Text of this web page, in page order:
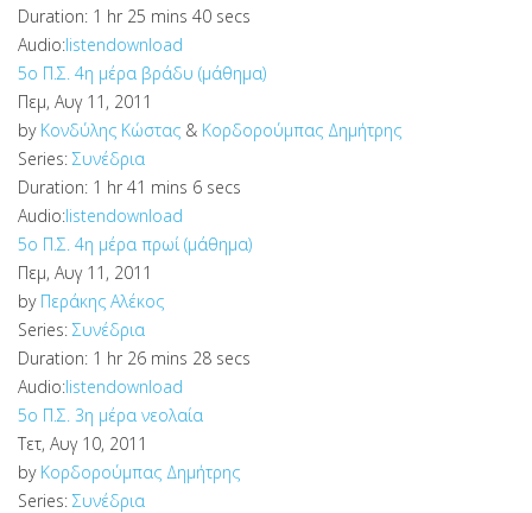
Duration: 1 hr 25 mins 40 secs
Audio:listendownload
5o Π.Σ. 4η μέρα βράδυ (μάθημα)
Πεμ, Αυγ 11, 2011
by Κονδύλης Κώστας & Κορδορούμπας Δημήτρης
Series: Συνέδρια
Duration: 1 hr 41 mins 6 secs
Audio:listendownload
5o Π.Σ. 4η μέρα πρωί (μάθημα)
Πεμ, Αυγ 11, 2011
by Περάκης Αλέκος
Series: Συνέδρια
Duration: 1 hr 26 mins 28 secs
Audio:listendownload
5o Π.Σ. 3η μέρα νεολαία
Τετ, Αυγ 10, 2011
by Κορδορούμπας Δημήτρης
Series: Συνέδρια